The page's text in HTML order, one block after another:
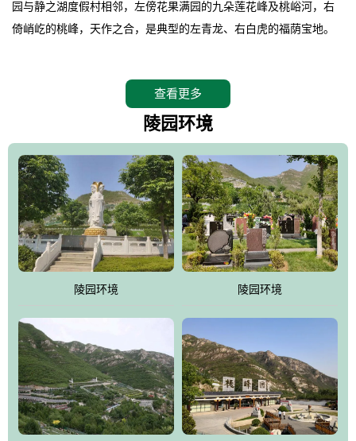
园与静之湖度假村相邻，左傍花果满园的九朵莲花峰及桃峪河，右
倚峭屹的桃峰，天作之合，是典型的左青龙、右白虎的福荫宝地。
师亲临园区指导，他认为“这里紧挨明十三陵，三面环山，坐北朝
南，地形极佳，地理位置得天独厚。”并感叹的说出了桃峰陵园是“人
生后花园，子孙福荫地”。
。
相传观音菩萨曾在九朵莲花峰上打坐品桃，并将桃核植于此谷，至
今这里的桃柿满园，故桃峰因此而得名。
。
桃峰园靠近京城，远离尘嚣，保持着相对原始的生态环境，飞鸟、
野兔、松鼠、山鸡随处可见，是人与自然和谐共处的佳境，是安息
逝者、感悟生命的圣地。
。
江河大地存忠骨，哀歌悲泪悼英灵。墓区依山就势，排列井然。福
寿苑尽展大家风范，名人在这里志铭，艺术在这里升华，军魂苑铭
刻着军人不朽的丰功伟绩，记载着将士辉煌的戎马生涯，尽显人生
个性;吉祥苑一派福禄祥和，长眠者在这里演绎着生命的永恒和再现;
如意苑尽现了逝者的宿愿和亲人们绵绵哀情及无尽孝意...
查看更多
陵园环境
陵园环境 陵园环境